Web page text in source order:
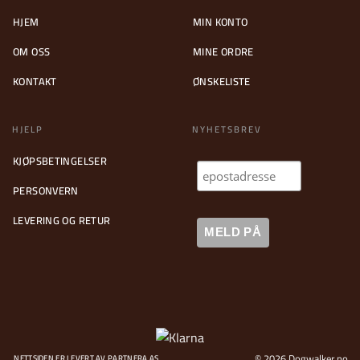
HJEM
OM OSS
KONTAKT
MIN KONTO
MINE ORDRE
ØNSKELISTE
HJELP
KJØPSBETINGELSER
PERSONVERN
LEVERING OG RETUR
NYHETSBREV